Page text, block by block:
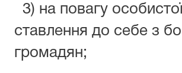
3) на повагу
ставлення до себе з
громадян;